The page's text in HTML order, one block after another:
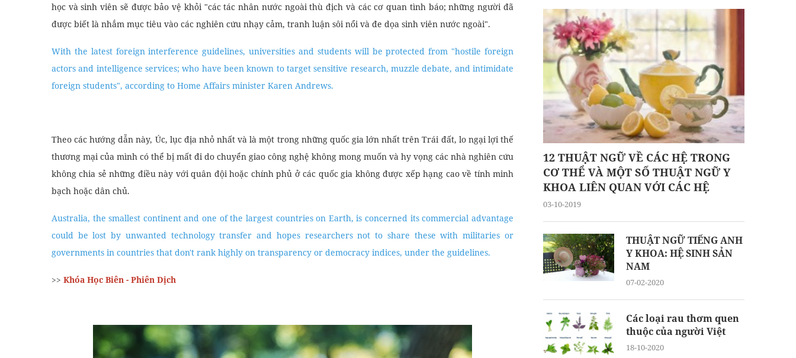
học và sinh viên sẽ được bảo vệ khỏi "các tác nhân nước ngoài thù địch và các cơ quan tình báo; những người đã
được biết là nhắm mục tiêu vào các nghiên cứu nhạy cảm, tranh luận sôi nổi và đe dọa sinh viên nước ngoài".
With the latest foreign interference guidelines, universities and students will be protected from "hostile foreign
actors and intelligence services; who have been known to target sensitive research, muzzle debate, and intimidate
foreign students", according to Home Affairs minister Karen Andrews.
Theo các hướng dẫn này, Úc, lục địa nhỏ nhất và là một trong những quốc gia lớn nhất trên Trái đất, lo ngại lợi thế
thương mại của mình có thể bị mất đi do chuyển giao công nghệ không mong muốn và hy vọng các nhà nghiên cứu
không chia sẻ những điều này với quân đội hoặc chính phủ ở các quốc gia không được xếp hạng cao về tính minh
bạch hoặc dân chủ.
Australia, the smallest continent and one of the largest countries on Earth, is concerned its commercial advantage
could be lost by unwanted technology transfer and hopes researchers not to share these with militaries or
governments in countries that don't rank highly on transparency or democracy indices, under the guidelines.
>> Khóa Học Biên - Phiên Dịch
12 THUẬT NGỮ VỀ CÁC HỆ TRONG
CƠ THỂ VÀ MỘT SỐ THUẬT NGỮ Y
KHOA LIÊN QUAN VỚI CÁC HỆ
03-10-2019
THUẬT NGỮ TIẾNG ANH
Y KHOA: HỆ SINH SẢN
NAM
07-02-2020
Các loại rau thơm quen
thuộc của người Việt
18-10-2020